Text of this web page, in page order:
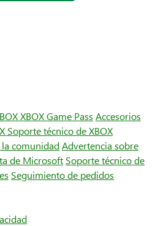
XBOX Game Pass Accesorios
Soporte técnico de XBOX
la comunidadAdvertencia sobre
de Microsoft Soporte técnico de
Seguimiento de pedidos